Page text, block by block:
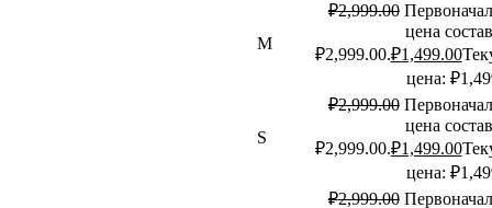
M
₽2,999.00
цена
₽2,999.00.₽1,499.00
цена:
S
₽2,999.00
цена
₽2,999.00.₽1,499.00
цена:
₽2,999.00